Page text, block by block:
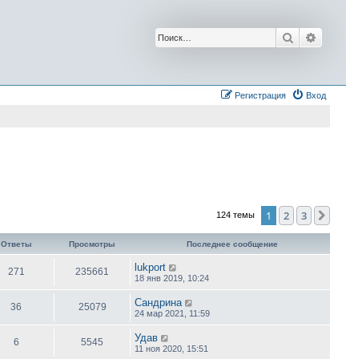
Поиск
Вход
Регистрация
124 темы 1 2 3
Ответы Просмотры Последнее сообщение
271 235661 lukport
18 янв 2019, 10:24
36 25079 Сандрина
24 мар 2021, 11:59
6 5545 Удав
11 ноя 2020, 15:51